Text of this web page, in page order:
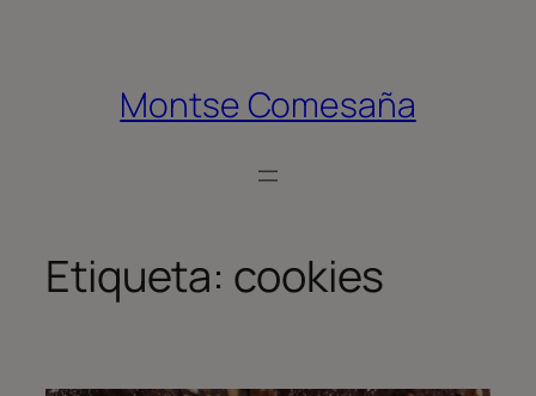
Montse Comesaña
Etiqueta: cookies